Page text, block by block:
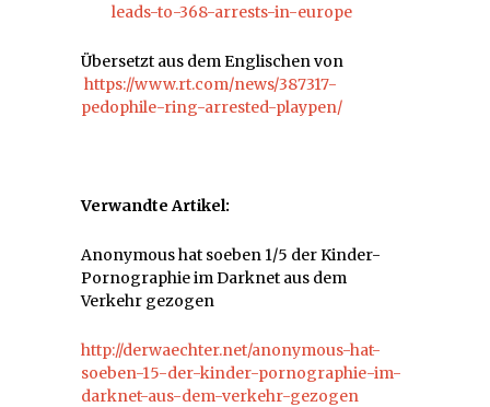
leads-to-368-arrests-in-europe
Übersetzt aus dem Englischen von
https://www.rt.com/news/387317-
pedophile-ring-arrested-playpen/
Verwandte Artikel:
Anonymous hat soeben 1/5 der Kinder-
Pornographie im Darknet aus dem
Verkehr gezogen
http://derwaechter.net/anonymous-hat-
soeben-15-der-kinder-pornographie-im-
darknet-aus-dem-verkehr-gezogen